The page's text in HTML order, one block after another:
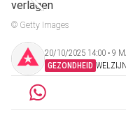
© Getty Images
20/10/2025 14:00 ‧ 9
GEZONDHEID WELZIJN